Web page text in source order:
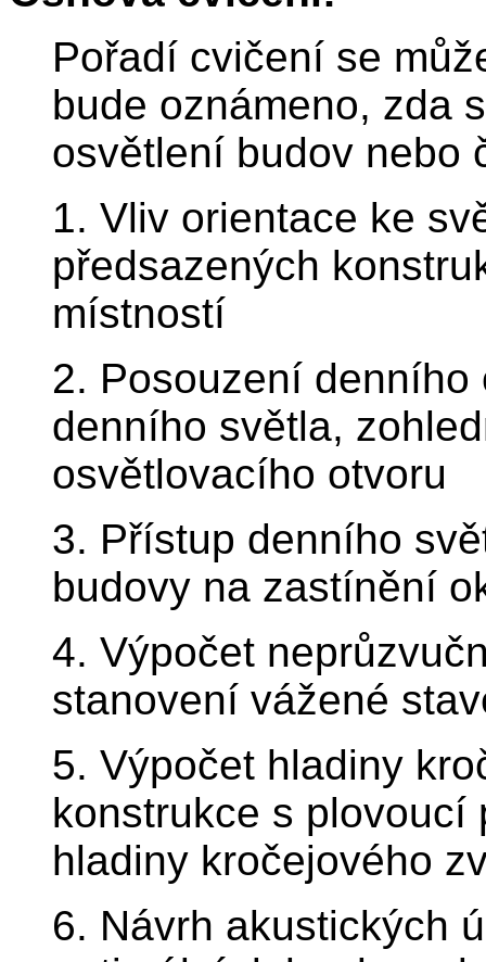
Pořadí cvičení se
bude oznámeno, zda
osvětlení budov nebo
1. Vliv orientace ke
předsazených
místností
2. Posouzení
denního světla,
osvětlovacího otvoru
3. Přístup denního
budovy na zastínění
4. Výpočet
stanovení vážené
5. Výpočet hladiny
konstrukce s plovoucí
hladiny kročejového
6. Návrh akustických